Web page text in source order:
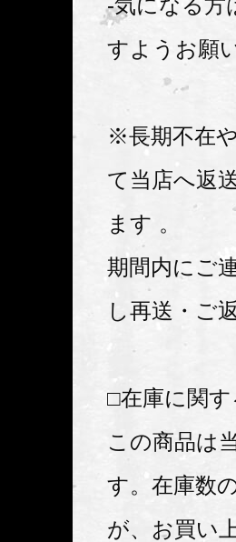
すようお願
※長期不在
て当店へ返
ます 。
期間内にご
し再送・ご
□在庫に関
この商品は
す。在庫数
が、お買い